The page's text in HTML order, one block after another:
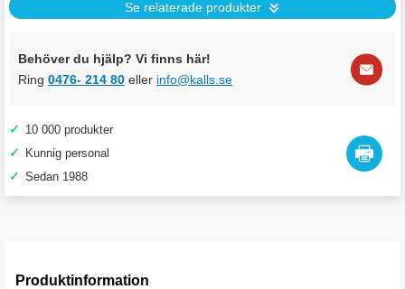
Se relaterade produkter
Behöver du hjälp? Vi finns här!
Ring 0476- 214 80 eller info@kalls.se
✓ 10 000 produkter
✓ Kunnig personal
✓ Sedan 1988
Produktinformation